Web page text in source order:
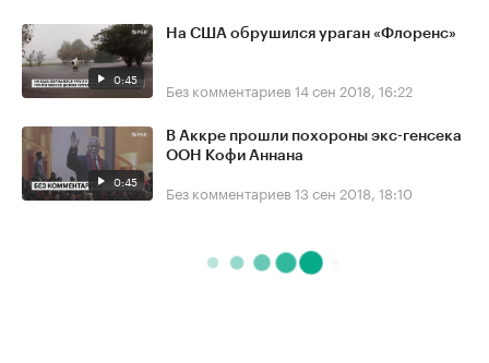
0:45
На США обрушился ураган «Флоренс»
Без комментариев 14 сен 2018, 16:22
0:45
В Аккре прошли похороны экс-генсека
ООН Кофи Аннана
Без комментариев 13 сен 2018, 18:10